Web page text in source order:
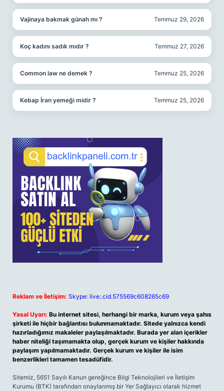
Vajinaya bakmak günah mı ? Temmuz 29, 2026
Koç kadını sadık mıdır ? Temmuz 27, 2026
Common law ne demek ? Temmuz 25, 2026
Kebap İran yemeği midir ? Temmuz 25, 2026
Reklam ve İletişim: Skype: live:.cid.575569c608265c69
Yasal Uyarı: Bu internet sitesi, herhangi bir marka, kurum veya şahıs
şirketi ile hiçbir bağlantısı bulunmamaktadır. Sitede yalnızca kendi
hazırladığımız makaleler paylaşılmaktadır. Burada yer alan içerikler
haber niteliği taşımamakta olup, gerçek kurum ve kişiler hakkında
paylaşım yapılmamaktadır. Gerçek kurum ve kişiler ile isim
benzerlikleri tamamen tesadüfidir.
Sitemiz, 5651 Sayılı Kanun gereğince Bilgi Teknolojileri ve İletişim
Kurumu (BTK) tarafından onaylanmış bir Yer Sağlayıcı olarak hizmet